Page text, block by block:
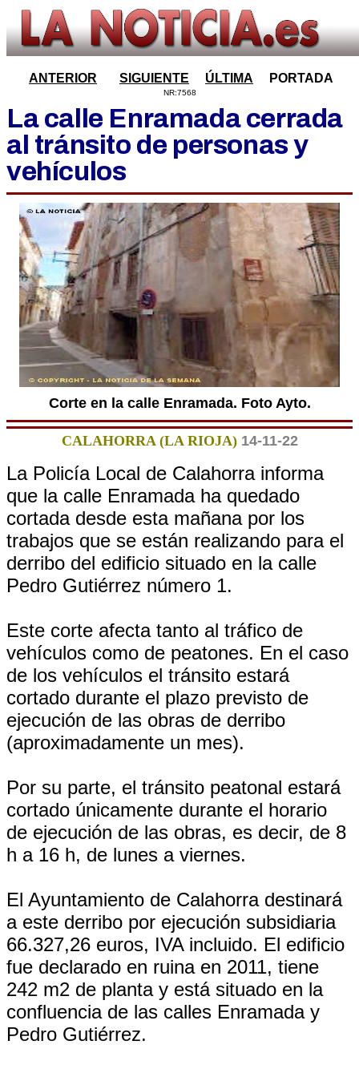
ANTERIOR SIGUIENTE ÚLTIMA PORTADA
NR:7568
La calle Enramada cerrada
al tránsito de personas y
vehículos
Corte en la calle Enramada. Foto Ayto.
CALAHORRA (LA RIOJA) 14-11-22
La Policía Local de Calahorra informa
que la calle Enramada ha quedado
cortada desde esta mañana por los
trabajos que se están realizando para el
derribo del edificio situado en la calle
Pedro Gutiérrez número 1.
Este corte afecta tanto al tráfico de
vehículos como de peatones. En el caso
de los vehículos el tránsito estará
cortado durante el plazo previsto de
ejecución de las obras de derribo
(aproximadamente un mes).
Por su parte, el tránsito peatonal estará
cortado únicamente durante el horario
de ejecución de las obras, es decir, de 8
h a 16 h, de lunes a viernes.
El Ayuntamiento de Calahorra destinará
a este derribo por ejecución subsidiaria
66.327,26 euros, IVA incluido. El edificio
fue declarado en ruina en 2011, tiene
242 m2 de planta y está situado en la
confluencia de las calles Enramada y
Pedro Gutiérrez.